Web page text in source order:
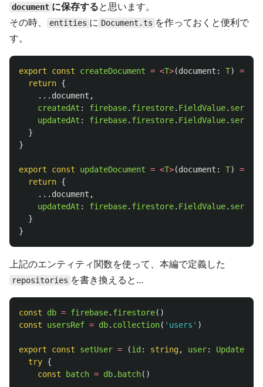
document に保存すると思います。
その時、
entities に Document.ts を作っておくと便利で
す。
export const createDocument = <T>(document : T) =>
return {
... document ,
createdAt : firebase. firestore. FieldValue.
updatedAt : firebase. firestore. FieldValue.
}
}
export const updateDocument = <T>(document : T) =>
return {
... document ,
updatedAt : firebase. firestore. FieldValue.
}
}
上記のエンティティ関数を使って、本編で定義した
repositories を書き換えると...
const db = firebase. firestore()
const
usersRef = db. collection( ' users ' )
export const setUser = (id : string, user:
UpdateUser
try {
const
batch = db. batch()